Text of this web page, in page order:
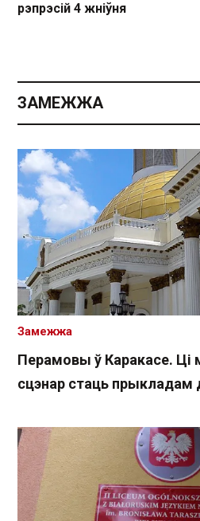
рэпрэсій 4 жніўня
ЗАМЕЖЖА
Перамовы ў Каракасе. Ці
сцэнар стаць прыкладам
Замежжа